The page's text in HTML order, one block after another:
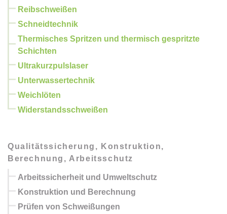
Reibschweißen
Schneidtechnik
Thermisches Spritzen und thermisch gespritzte
Schichten
Ultrakurzpulslaser
Unterwassertechnik
Weichlöten
Widerstandsschweißen
Qualitätssicherung, Konstruktion,
Berechnung, Arbeitsschutz
Arbeitssicherheit und Umweltschutz
Konstruktion und Berechnung
Prüfen von Schweißungen